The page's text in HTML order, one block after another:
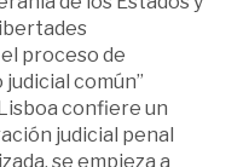
proceso de
común”
confiere un
judicial penal
se empieza a